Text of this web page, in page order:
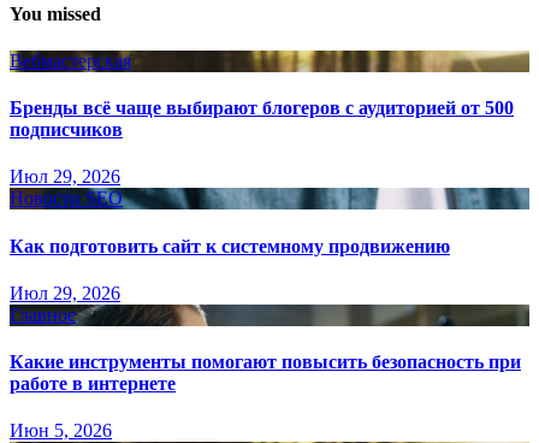
You missed
Вебмастерская
Бренды всё чаще выбирают блогеров с аудиторией от 500
подписчиков
Июл 29, 2026
Новости SEO
Как подготовить сайт к системному продвижению
Июл 29, 2026
Главное
Какие инструменты помогают повысить безопасность при
работе в интернете
Июн 5, 2026